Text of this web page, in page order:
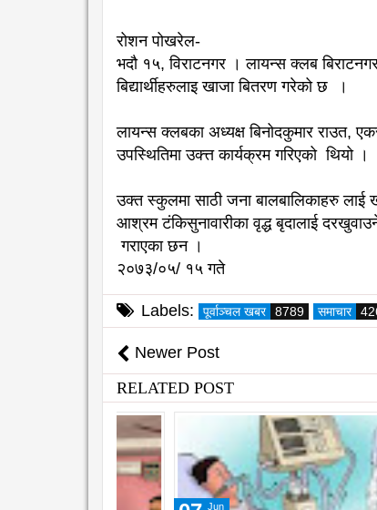
रोशन पोखरेल-
भदौ १५, विराटनगर । लायन्स क्लब
बिद्यार्थीहरुलाइ खाजा बितरण गरेको छ ।
लायन्स क्लबका अध्यक्ष बिनोदकुमार राउत,
उपस्थितिमा उक्त्त कार्यक्रम गरिएको थियो ।
उक्त स्कुलमा साठी जना बालबालिकाहरु लाई
आश्रम टंकिसुनावारीका वृद्ध बृदालाई
गराएका छन ।
२०७३/०५/ १५ गते
Labels: पूर्वाञ्चल खबर 8789 समाचार
Newer Post
RELATED POST
Jun